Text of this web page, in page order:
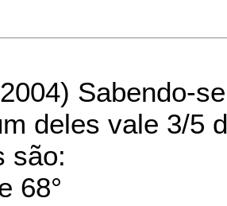
Sabendo-
deles vale 3/5
são:
68°